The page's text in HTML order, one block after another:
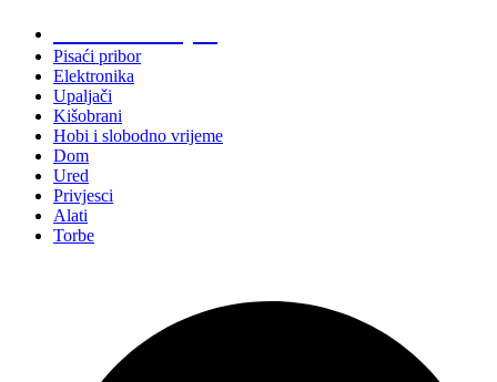
Pisaći pribor
Elektronika
Upaljači
Kišobrani
Hobi i slobodno vrijeme
Dom
Ured
Privjesci
Alati
Torbe